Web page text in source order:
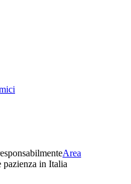
Area
in Italia